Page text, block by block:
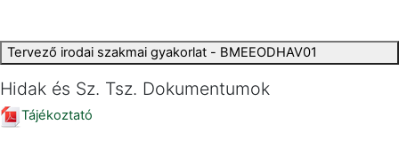
Tervező irodai szakmai gyakorlat - BMEEODHAV01
Hidak és Sz. Tsz. Dokumentumok
Tájékoztató